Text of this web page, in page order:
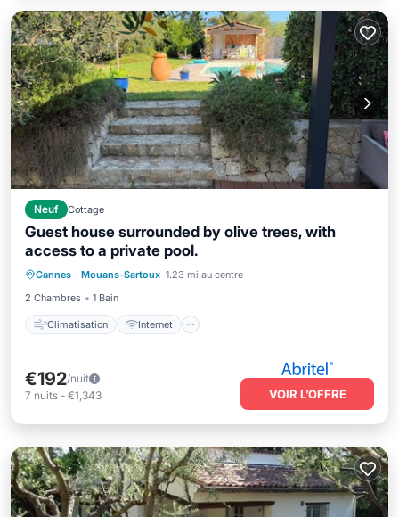
Neuf Cottage
Guest house surrounded by olive trees, with
access to a private pool.
Cannes · Mouans-Sartoux 1.23 mi au centre
2 Chambres
1 Bain
Climatisation Internet
Climatisation
Internet
Adapté aux enfants
Blanchisserie
€192/nuit
7 nuits - €1,343 VOIR L’OFFRE